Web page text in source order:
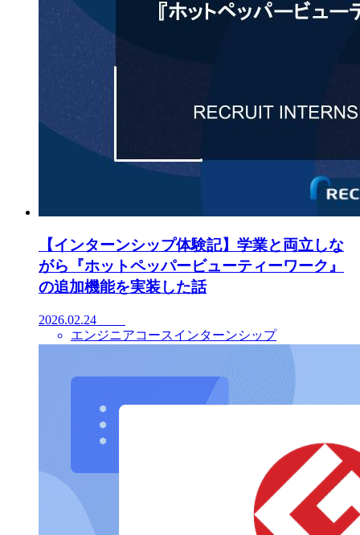
【インターンシップ体験記】学業と両立しな
がら『ホットペッパービューティーワーク』
の追加機能を実装した話
2026.02.24
エンジニアコースインターンシップ